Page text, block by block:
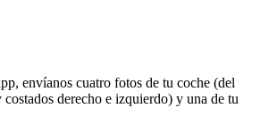
envíanos cuatro fotos de tu coche (del
costados derecho e izquierdo) y una de tu